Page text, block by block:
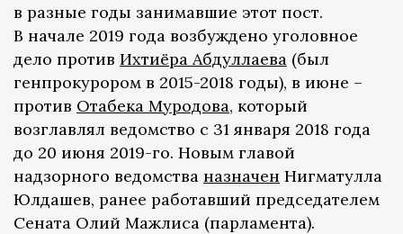
в разные годы занимавшие этот пост.
В начале 2019 года возбуждено уголовное
дело против Ихтиёра Абдуллаева (был
генпрокурором в 2015-2018 годы), в июне –
против Отабека Муродова, который
возглавлял ведомство с 31 января 2018 года
до 20 июня 2019-го. Новым главой
надзорного ведомства назначен Нигматулла
Юлдашев, ранее работавший председателем
Сената Олий Мажлиса (парламента).